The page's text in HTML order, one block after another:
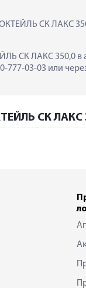
СК ЛАКС
СК ЛАКС 350,0 в
03-03 или
СК ЛАКС